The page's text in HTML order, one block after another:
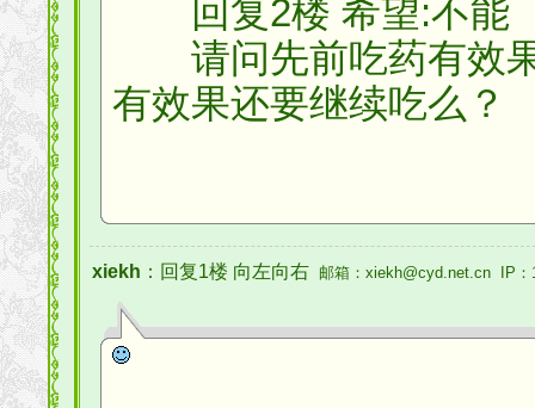
回复2楼 希望:不能
请问先前吃药有效果
有效果还要继续吃么？
xiekh ：回复1楼 向左向右 邮箱：xiekh@cyd.net.cn IP：